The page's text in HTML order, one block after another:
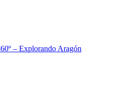
– Explorando Aragón